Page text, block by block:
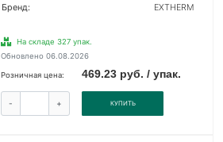
Бренд:
EXTHERM
На складе 327 упак.
Обновлено 06.08.2026
Розничная цена: 469.23 руб. / упак.
- + КУПИТЬ